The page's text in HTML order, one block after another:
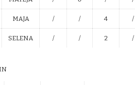
MAJA / / 4 /
SELENA / / 2 /